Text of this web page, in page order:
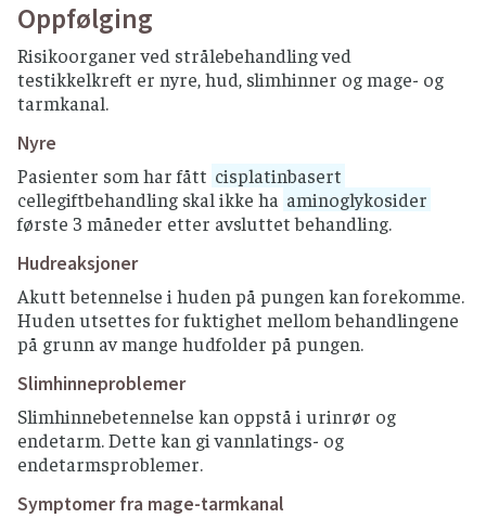
Oppfølging
Risikoorganer ved strålebehandling ved
testikkelkreft er nyre, hud, slimhinner og mage- og
tarmkanal.
Nyre
Pasienter som har fått cisplatinbasert
cellegiftbehandling skal ikke ha aminoglykosider
første 3 måneder etter avsluttet behandling.
Hudreaksjoner
Akutt betennelse i huden på pungen kan forekomme.
Huden utsettes for fuktighet mellom behandlingene
på grunn av mange hudfolder på pungen.
Slimhinneproblemer
Slimhinnebetennelse kan oppstå i urinrør og
endetarm. Dette kan gi vannlatings- og
endetarmsproblemer.
Symptomer fra mage-tarmkanal